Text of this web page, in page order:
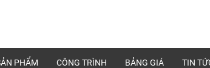
PHẨM CÔNG TRÌNH BẢNG GIÁ TIN